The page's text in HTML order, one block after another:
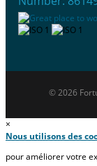
© 2026
×
Nous utilisons des
pour améliorer votre